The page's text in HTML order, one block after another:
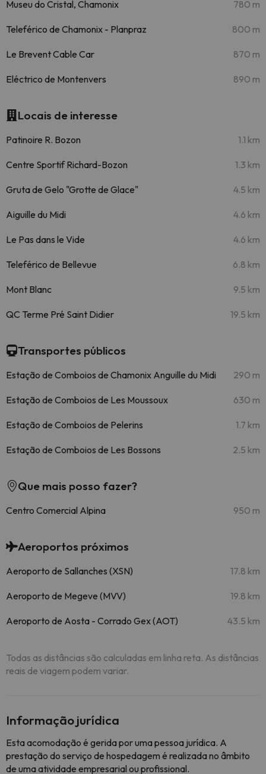
Museu do Cristal, Chamonix 780 m
Teleférico de Chamonix - Planpraz 800 m
Le Brevent Cable Car 870 m
Eléctrico de Montenvers 890 m
Locais de interesse
Patinoire R. Bozon 1.1 km
Centre Sportif Richard-Bozon 1.3 km
Gruta de Gelo "Grotte de Glace" 4.5 km
Aiguille du Midi 4.6 km
Le Pas dans le Vide 4.6 km
Teleférico de Bellevue 6.8 km
Mont Blanc 9.5 km
QC Terme Pré Saint Didier 19.5 km
Transportes públicos
Estação de Comboios de Chamonix Anguille du Midi 290 m
Estação de Comboios de Les Moussoux 630 m
Estação de Comboios de Pelerins 1.7 km
Estação de Comboios de Les Bossons 2.5 km
Que mais posso fazer?
Centro Comercial Alpina 950 m
Aeroportos próximos
Aeroporto de Sallanches (XSN) 17.8 km
Aeroporto de Megeve (MVV) 19.8 km
Aeroporto de Aosta - Corrado Gex (AOT) 43.5 km
Todas as distâncias são calculadas em linha reta. As distâncias
reais de viagem podem variar.
Informação jurídica
Esta acomodação é gerida por uma pessoa jurídica. A
prestação do serviço de hospedagem é realizada no âmbito
de uma atividade empresarial ou profissional.